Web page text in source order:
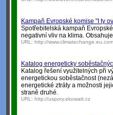
Kampaň Evropské komise "I ty
Spotřebitelská kampaň
negativní vliv na klima.
URL: http://www.climatechange.eu.com
Katalog energeticky
Katalog řešení využitelných při
energetickou soběstačnost
energetické ztráty a možnosti
straně druhé.
URL: http://uspory.ekowatt.cz